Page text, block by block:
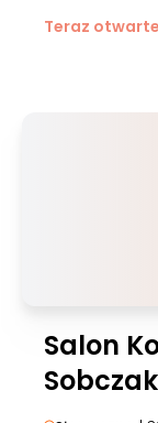
Teraz otwarte
Salon
Sobczak